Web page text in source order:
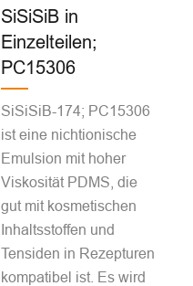
SiSiSiB in
Einzelteilen;
PC15306
SiSiSiB-174; PC15306
ist eine nichtionische
Emulsion mit hoher
Viskosität PDMS, die
gut mit kosmetischen
Inhaltsstoffen und
Tensiden in Rezepturen
kompatibel ist. Es wird